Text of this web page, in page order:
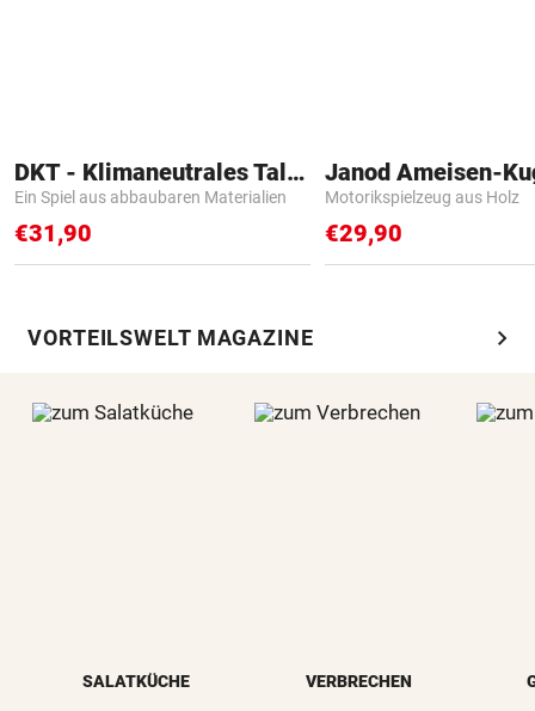
DKT - Klimaneutrales Talent
Ein Spiel aus abbaubaren Materialien
€31,90
Janod Ameisen-
Motorikspielzeug aus Holz
€29,90
VORTEILSWELT MAGAZINE chevron_right
SALATKÜCHE VERBRECHEN